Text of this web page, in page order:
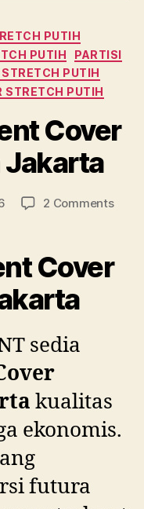
PUTIH
PUTIH
PARTISI
PUTIH
STRETCH PUTIH
Cover
Jakarta
2 Commentson
Cover
sedia
kualitas
ekonomis.
futura